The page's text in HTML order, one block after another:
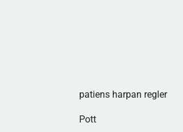
patiens harpan regler
Pott